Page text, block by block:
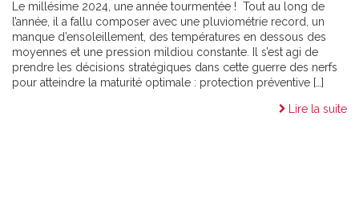
Le millésime 2024, une année tourmentée ! Tout au long de
l’année, il a fallu composer avec une pluviométrie record, un
manque d’ensoleillement, des températures en dessous des
moyennes et une pression mildiou constante. Il s’est agi de
prendre les décisions stratégiques dans cette guerre des nerfs
pour atteindre la maturité optimale : protection préventive […]
Lire la suite